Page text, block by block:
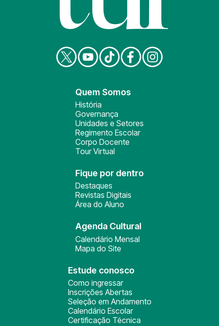
Quem Somos
História
Governança
Unidades e Setores
Regimento Escolar
Corpo Docente
Tour Virtual
Fique por dentro
Destaques
Revistas Digitais
Área do Aluno
Agenda Cultural
Calendário Mensal
Mapa do Site
Estude conosco
Como ingressar
Inscrições Abertas
Seleção em Andamento
Calendário Escolar
Certificação Técnica